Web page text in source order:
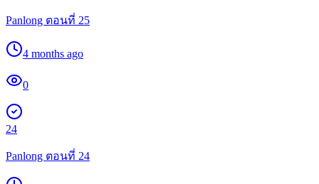
Panlong ตอนที่ 25
4 months ago
0
24
Panlong ตอนที่ 24